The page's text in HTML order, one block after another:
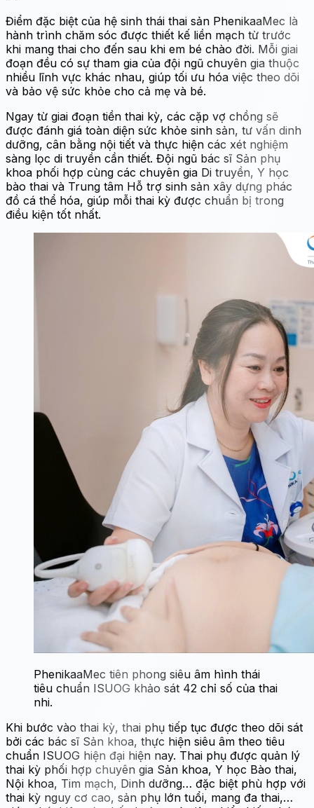
Điểm đặc biệt của hệ sinh thái thai sản PhenikaaMec là
hành trình chăm sóc được thiết kế liền mạch từ trước
khi mang thai cho đến sau khi em bé chào đời. Mỗi giai
đoạn đều có sự tham gia của đội ngũ chuyên gia thuộc
nhiều lĩnh vực khác nhau, giúp tối ưu hóa việc theo dõi
và bảo vệ sức khỏe cho cả mẹ và bé.
Ngay từ giai đoạn tiền thai kỳ, các cặp vợ chồng sẽ
được đánh giá toàn diện sức khỏe sinh sản, tư vấn dinh
dưỡng, cân bằng nội tiết và thực hiện các xét nghiệm
sàng lọc di truyền cần thiết. Đội ngũ bác sĩ Sản phụ
khoa phối hợp cùng các chuyên gia Di truyền, Y học
bào thai và Trung tâm Hỗ trợ sinh sản xây dựng phác
đồ cá thể hóa, giúp mỗi thai kỳ được chuẩn bị trong
điều kiện tốt nhất.
PhenikaaMec tiên phong siêu âm hình thái
tiêu chuẩn ISUOG khảo sát 42 chỉ số của thai
nhi.
Khi bước vào thai kỳ, thai phụ tiếp tục được theo dõi sát
bởi các bác sĩ Sản khoa, thực hiện siêu âm theo tiêu
chuẩn ISUOG hiện đại hiện nay. Thai phụ được quản lý
thai kỳ phối hợp chuyên gia Sản khoa, Y học Bào thai,
Nội khoa, Tim mạch, Dinh dưỡng… đặc biệt phù hợp với
thai kỳ nguy cơ cao, sản phụ lớn tuổi, mang đa thai,…